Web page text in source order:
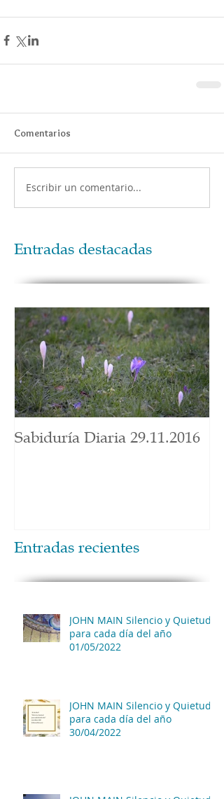
Comentarios
Escribir un comentario...
Entradas destacadas
Sabiduría Diaria 29.11.2016
Entradas recientes
JOHN MAIN Silencio y Quietud
para cada día del año
01/05/2022
JOHN MAIN Silencio y Quietud
para cada día del año
30/04/2022